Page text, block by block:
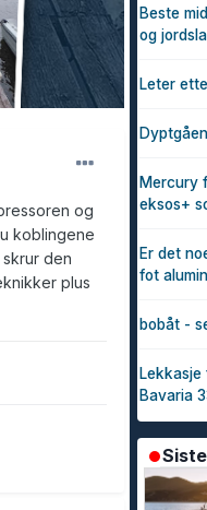
og
koblingene
den
plus
Beste
og
Leter
Mercury
eksos+
Er det
fot
bobåt -
Bavaria